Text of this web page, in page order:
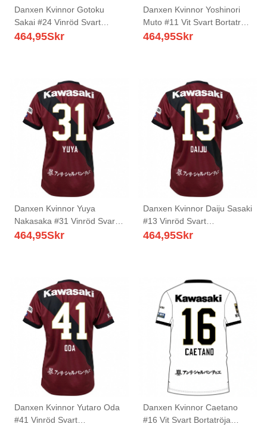
Danxen Kvinnor Gotoku
Sakai #24 Vinröd Svart
Hemmatröja Matchtröjor
464,95Skr
Danxen Kvinnor Yoshinori
Muto #11 Vit Svart Bortatröja
Matchtröjor 2025/26 Tröjor
464,95Skr
Danxen Kvinnor Yuya
Nakasaka #31 Vinröd Svart
Hemmatröja Matchtröjor
464,95Skr
Danxen Kvinnor Daiju Sasaki
#13 Vinröd Svart
Hemmatröja Matchtröjor
464,95Skr
Danxen Kvinnor Yutaro Oda
#41 Vinröd Svart
Danxen Kvinnor Caetano
#16 Vit Svart Bortatröja